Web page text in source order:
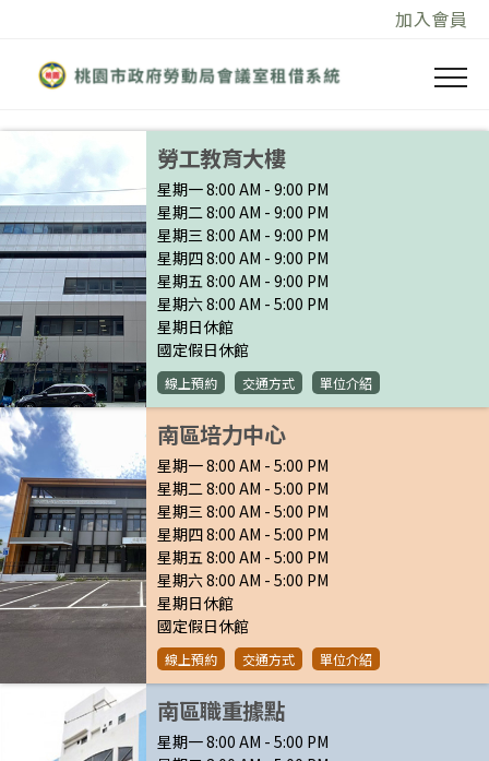
加入會員
勞工教育大樓
星期一 8:00 AM - 9:00 PM
星期二 8:00 AM - 9:00 PM
星期三 8:00 AM - 9:00 PM
星期四 8:00 AM - 9:00 PM
星期五 8:00 AM - 9:00 PM
星期六 8:00 AM - 5:00 PM
星期日休館
國定假日休館
線上預約 交通方式 單位介紹
南區培力中心
星期一 8:00 AM - 5:00 PM
星期二 8:00 AM - 5:00 PM
星期三 8:00 AM - 5:00 PM
星期四 8:00 AM - 5:00 PM
星期五 8:00 AM - 5:00 PM
星期六 8:00 AM - 5:00 PM
星期日休館
國定假日休館
線上預約 交通方式 單位介紹
南區職重據點
星期一 8:00 AM - 5:00 PM